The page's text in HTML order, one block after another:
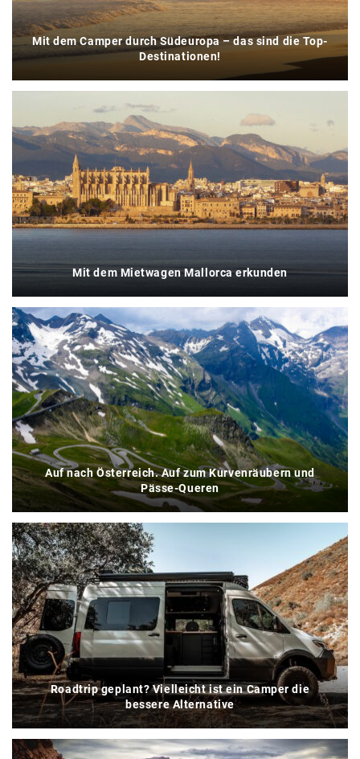
Mit dem Camper durch Südeuropa – das sind die Top-
Destinationen!
Mit dem Mietwagen Mallorca erkunden
Auf nach Österreich. Auf zum Kurvenräubern und
Pässe-Queren
Roadtrip geplant? Vielleicht ist ein Camper die
bessere Alternative